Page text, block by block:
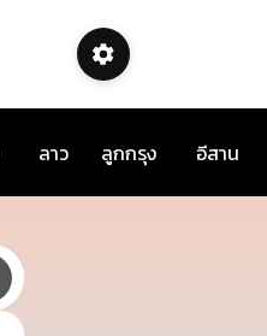
ลาว ลูกกรุง อีสาน